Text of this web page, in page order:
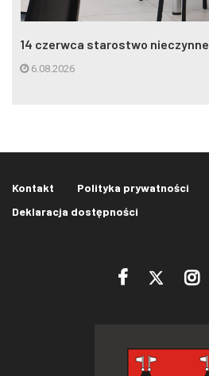
14 czerwca starostwo nieczynne
6.08.2026
Kontakt Polityka prywatności
Deklaracja dostępności